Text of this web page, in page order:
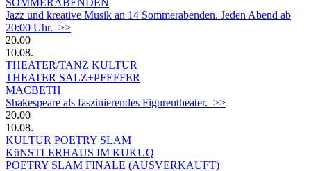
Jazz und kreative Musik an 14 Sommerabenden. Jeden Abend ab
20:00 Uhr. >>
20.00
10.08.
THEATER/TANZ KULTUR
THEATER SALZ+PFEFFER
MACBETH
Shakespeare als faszinierendes Figurentheater. >>
20.00
10.08.
KULTUR POETRY SLAM
KüNSTLERHAUS IM KUKUQ
POETRY SLAM FINALE (AUSVERKAUFT)